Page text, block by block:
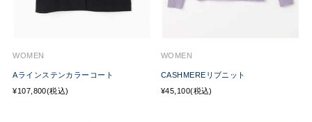
WOMEN
Aラインステンカラーコート
¥107,800(税込)
WOMEN
CASHMEREリブニット
¥45,100(税込)